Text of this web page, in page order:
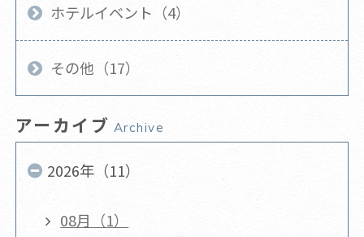
ホテルイベント（4）
その他（17）
アーカイブ Archive
2026年（11）
08月（1）